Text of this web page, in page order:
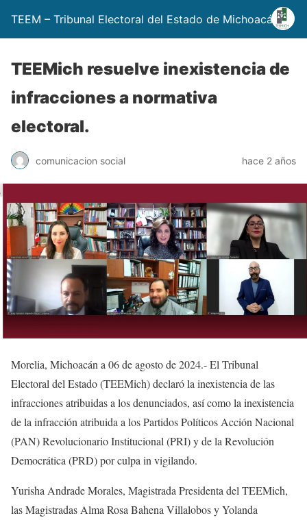
TEEM – Tribunal Electoral del Estado de Michoacán
TEEMich resuelve inexistencia de
infracciones a normativa
electoral.
comunicacion social hace 2 años
Morelia, Michoacán a 06 de agosto de 2024.- El Tribunal
Electoral del Estado (TEEMich) declaró la inexistencia de las
infracciones atribuidas a los denunciados, así como la inexistencia
de la infracción atribuida a los Partidos Políticos Acción Nacional
(PAN) Revolucionario Institucional (PRI) y de la Revolución
Democrática (PRD) por culpa in vigilando.
Yurisha Andrade Morales, Magistrada Presidenta del TEEMich,
las Magistradas Alma Rosa Bahena Villalobos y Yolanda